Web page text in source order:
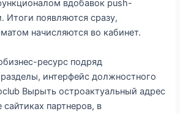
вдобавок push-
Итоги появляются сразу,
начисляются во кабинет.
ресурс подряд
интерфейс должностного
Вырыть остроактуальный адрес
партнеров, в